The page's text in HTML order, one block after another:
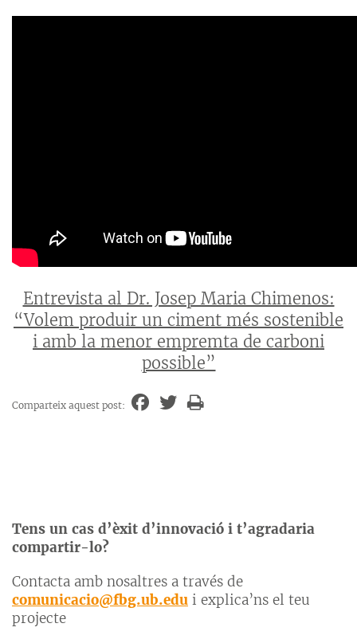
Entrevista al Dr. Josep Maria Chimenos:
“Volem produir un ciment més sostenible
i amb la menor empremta de carboni
possible”
Comparteix aquest post:
Tens un cas d’èxit d’innovació i t’agradaria
compartir-lo?
Contacta amb nosaltres a través de
comunicacio@fbg.ub.edu i explica’ns el teu
projecte